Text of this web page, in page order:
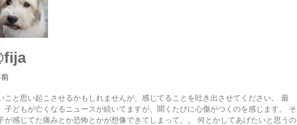
こと思い起こさせるかもしれませんが、感じてることを吐き出させてください。 最
子どもが亡くなるニュースが続いてますが、聞くたびに心傷がつくのを感じます。 そ
が感じてた痛みとか恐怖とかが想像できてしまって。。 何とかしてあげたいと思うの